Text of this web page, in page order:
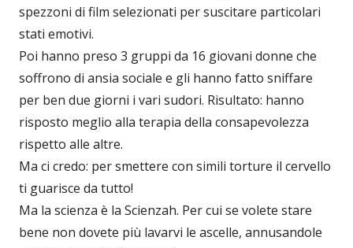
spezzoni di film selezionati per suscitare particolari
stati emotivi.
Poi hanno preso 3 gruppi da 16 giovani donne che
soffrono di ansia sociale e gli hanno fatto sniffare
per ben due giorni i vari sudori. Risultato: hanno
risposto meglio alla terapia della consapevolezza
rispetto alle altre.
Ma ci credo: per smettere con simili torture il cervello
ti guarisce da tutto!
Ma la scienza è la Scienzah. Per cui se volete stare
bene non dovete più lavarvi le ascelle, annusandole